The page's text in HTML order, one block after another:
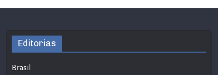
Editorias
Brasil